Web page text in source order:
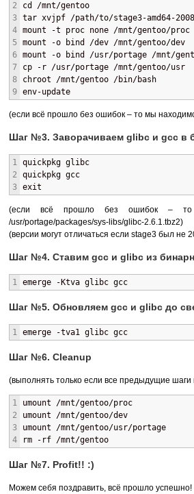
2
3
4
5
6
7
8
9
cd /mnt/gentoo
tar xvjpf /path/to/stage3-amd64-
mount -t proc none /mnt/gentoo/proc
mount -o bind /dev /mnt/gentoo/dev
mount -o bind /usr/portage /mnt/
cp -r /usr/portage /mnt/gentoo/usr
chroot /mnt/gentoo /bin/bash
env-update
(если всё прошло без ошибок – то мы
Шаг №3. Заворачиваем glibc и gcc в
1
2
3
quickpkg glibc
quickpkg gcc
exit
(если всё прошло без ошибок – то
/usr/portage/packages/sys-libs/glibc-2.6.1.tbz2)
(версии могут отличаться если stage3 был не
Шаг №4. Ставим gcc и glibc из
1 emerge -Ktva glibc gcc
Шаг №5. Обновляем gcc и glibc до
1 emerge -tva1 glibc gcc
Шаг №6. Cleanup
(выполнять только если все предыдущие
1
2
3
4
umount /mnt/gentoo/proc
umount /mnt/gentoo/dev
umount /mnt/gentoo/usr/portage
rm -rf /mnt/gentoo
Шаг №7. Profit!! :)
Можем себя поздравить, всё прошло